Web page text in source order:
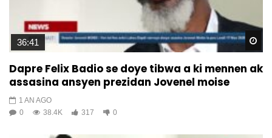
36:41
Dapre Felix Badio se doye tibwa a ki mennen ak
assasina ansyen prezidan Jovenel moise
1 AN AGO
0
38.4K 317 0